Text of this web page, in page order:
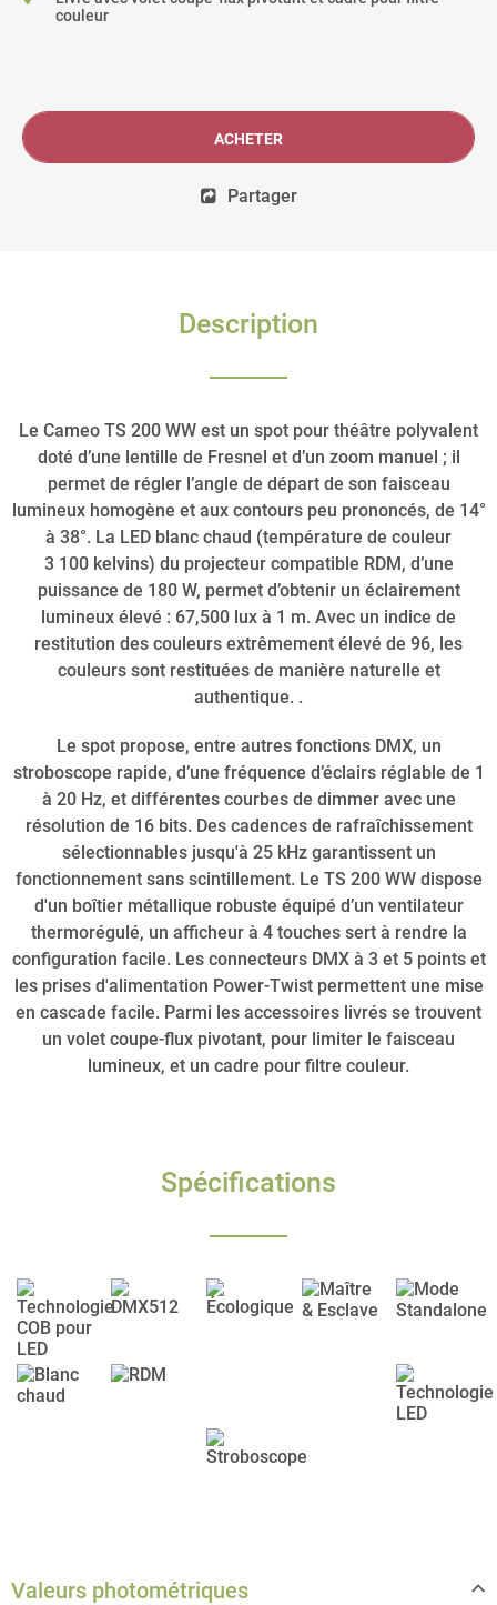
couleur
ACHETER
Partager
Description
Le Cameo TS 200 WW est un spot pour théâtre polyvalent
doté d’une lentille de Fresnel et d’un zoom manuel ; il
permet de régler l’angle de départ de son faisceau
lumineux homogène et aux contours peu prononcés, de 14°
à 38°. La LED blanc chaud (température de couleur
3 100 kelvins) du projecteur compatible RDM, d’une
puissance de 180 W, permet d’obtenir un éclairement
lumineux élevé : 67,500 lux à 1 m. Avec un indice de
restitution des couleurs extrêmement élevé de 96, les
couleurs sont restituées de manière naturelle et
authentique. .
Le spot propose, entre autres fonctions DMX, un
stroboscope rapide, d’une fréquence d’éclairs réglable de 1
à 20 Hz, et différentes courbes de dimmer avec une
résolution de 16 bits. Des cadences de rafraîchissement
sélectionnables jusqu'à 25 kHz garantissent un
fonctionnement sans scintillement. Le TS 200 WW dispose
d'un boîtier métallique robuste équipé d’un ventilateur
thermorégulé, un afficheur à 4 touches sert à rendre la
configuration facile. Les connecteurs DMX à 3 et 5 points et
les prises d'alimentation Power-Twist permettent une mise
en cascade facile. Parmi les accessoires livrés se trouvent
un volet coupe-flux pivotant, pour limiter le faisceau
lumineux, et un cadre pour filtre couleur.
Spécifications
Valeurs photométriques